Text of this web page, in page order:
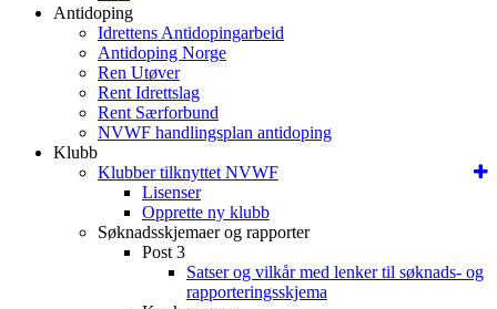
Antidoping
Idrettens Antidopingarbeid
Antidoping Norge
Ren Utøver
Rent Idrettslag
Rent Særforbund
NVWF handlingsplan antidoping
Klubb
Klubber tilknyttet NVWF
Lisenser
Opprette ny klubb
Søknadsskjemaer og rapporter
Post 3
Satser og vilkår med lenker til søknads- og
rapporteringsskjema